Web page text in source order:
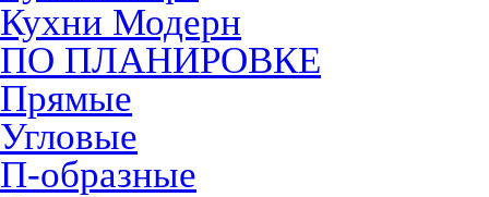
Кухни Модерн
ПО ПЛАНИРОВКЕ
Прямые
Угловые
П-образные